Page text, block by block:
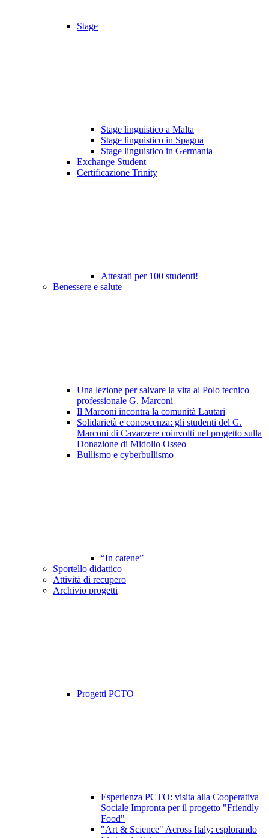
Stage
Stage linguistico a Malta
Stage linguistico in Spagna
Stage linguistico in Germania
Exchange Student
Certificazione Trinity
Attestati per 100 studenti!
Benessere e salute
Una lezione per salvare la vita al Polo tecnico
professionale G. Marconi
Il Marconi incontra la comunità Lautari
Solidarietà e conoscenza: gli studenti del G.
Marconi di Cavarzere coinvolti nel progetto sulla
Donazione di Midollo Osseo
Bullismo e cyberbullismo
“In catene”
Sportello didattico
Attività di recupero
Archivio progetti
Progetti PCTO
Esperienza PCTO: visita alla Cooperativa
Sociale Impronta per il progetto "Friendly
Food"
"Art & Science" Across Italy: esplorando